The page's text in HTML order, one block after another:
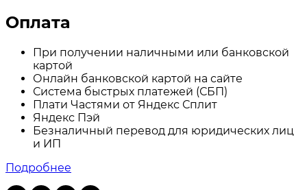
Оплата
При получении наличными или банковской
картой
Онлайн банковской картой на сайте
Система быстрых платежей (СБП)
Плати Частями от Яндекс Сплит
Яндекс Пэй
Безналичный перевод для юридических лиц
и ИП
Подробнее